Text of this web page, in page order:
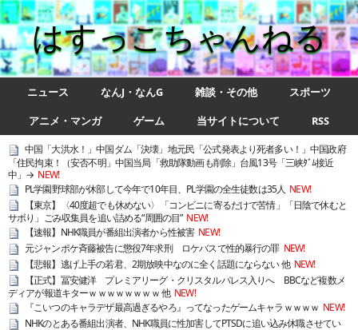
はすっこちゃんねる
ニュース なんJ・なんG 雑談・その他
スポーツ
アニメ・マンガ
ゲーム 当サイトについて RSS
中国「大洪水！」中国ダム「決壊」地元民「公式発表より死者多い！」中国政府
「住民拘束！（安否不明」中国当局「救助隊動画も削除」台風13号「三峡ﾀﾞﾑ接近
中」→ NEW!
PL学園野球部が休部して今年で10年目、PL学園の全生徒数は35人 NEW!
【東京】〈40度超でも休めない〉「コンビニに寄るだけで苦情」「日陰で休むと
サボり」ごみ収集員を追い詰める“周囲の目” NEW!
【速報】NHK職員が番組出演者から性被害 NEW!
元ジャンポケ斉藤被告に懲役7年求刑 ロケバスで性的暴行の罪 NEW!
【悲報】逃げ上手の若君、2期放映中なのに全く話題にならない 他 NEW!
【正式】冨安健洋 プレミアリーグ・クリスタルパレス入りへ BBCなど複数メ
ディアが報道キターｗｗｗｗｗｗｗｗ 他 NEW!
『こいつのキャラデザ最高過ぎるやろ』ってなったゲームキャラｗｗｗｗ NEW!
NHKのとある番組出演者、NHK職員に性加害してPTSDに追い込み休職させてい